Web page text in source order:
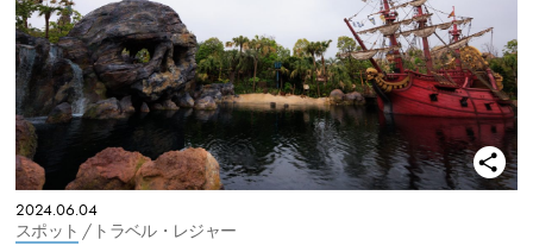
2024.06.04
スポット / トラベル・レジャー